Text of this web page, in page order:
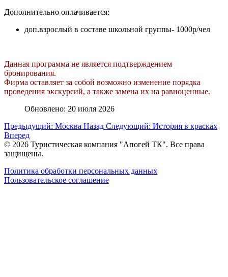
Дополнительно оплачивается:
доп.взрослый в составе школьной группы- 1000р/чел
Данная программа не является подтверждением
бронирования.
Фирма оставляет за собой возможно изменение порядка
проведения экскурсий, а также замена их на равноценные.
Обновлено: 20 июля 2026
Предыдущий: Москва Назад Следующий: История в красках
Вперед
© 2026 Туристическая компания "Апогей ТК". Все права
защищены.
Политика обработки персональных данных
Пользовательское соглашение